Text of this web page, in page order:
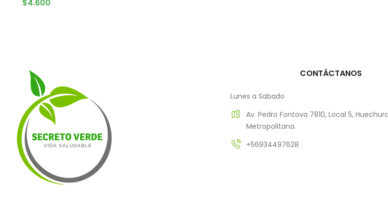
$4.600
CONTÁCTANOS
Lunes a Sabado
Av. Pedro Fontova 7810, Local 5,
Metropolitana.
+56934497628